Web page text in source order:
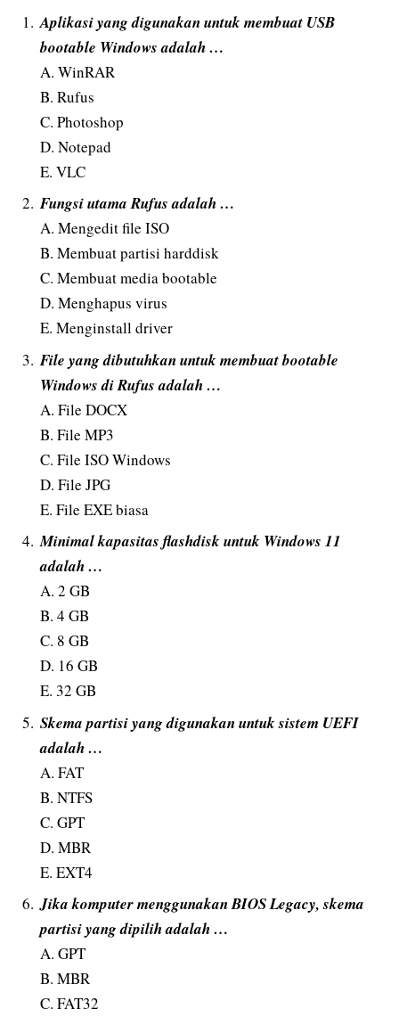
Aplikasi yang digunakan untuk membuat USB
bootable Windows adalah …
A. WinRAR
B. Rufus
C. Photoshop
D. Notepad
E. VLC
Fungsi utama Rufus adalah …
A. Mengedit file ISO
B. Membuat partisi harddisk
C. Membuat media bootable
D. Menghapus virus
E. Menginstall driver
File yang dibutuhkan untuk membuat bootable
Windows di Rufus adalah …
A. File DOCX
B. File MP3
C. File ISO Windows
D. File JPG
E. File EXE biasa
Minimal kapasitas flashdisk untuk Windows 11
adalah …
A. 2 GB
B. 4 GB
C. 8 GB
D. 16 GB
E. 32 GB
Skema partisi yang digunakan untuk sistem UEFI
adalah …
A. FAT
B. NTFS
C. GPT
D. MBR
E. EXT4
Jika komputer menggunakan BIOS Legacy, skema
partisi yang dipilih adalah …
A. GPT
B. MBR
C. FAT32